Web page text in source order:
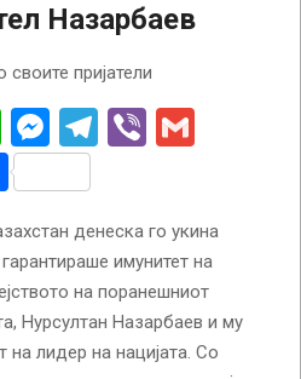
Назарбаев
пријатели
WhatsApp
Messenger
Telegram
Viber
Share
денеска го укина
имунитет на
на поранешниот
Нурсултан Назарбаев и му
на лидер на нацијата. Со